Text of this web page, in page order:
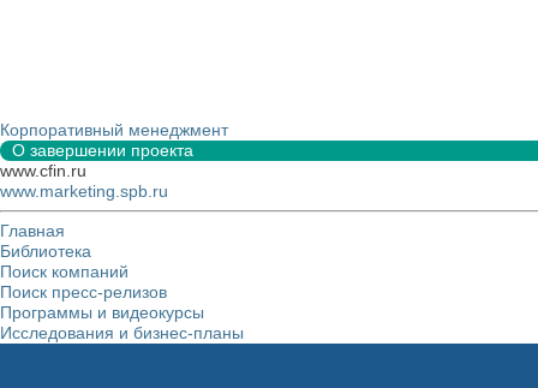
Корпоративный менеджмент
О завершении проекта
www.cfin.ru
www.marketing.spb.ru
Главная
Библиотека
Поиск компаний
Поиск пресс-релизов
Программы и видеокурсы
Исследования и бизнес-планы